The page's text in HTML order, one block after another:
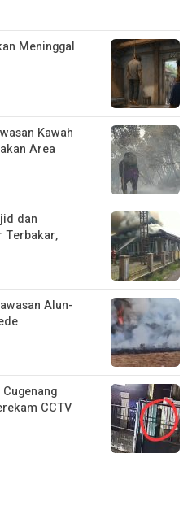
Meninggal
Kawah
Area
dan
Terbakar,
Alun-
CCTV